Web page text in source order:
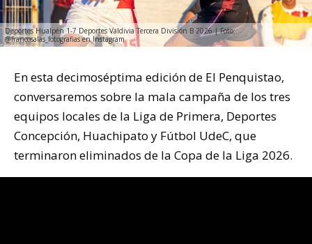
Deportes Hualpén 1-7 Deportes Valdivia Tercera División B 2026 | Foto:
@francosalas_fotografias en Instagram
En esta decimoséptima edición de El Penquistao,
conversaremos sobre la mala campaña de los tres
equipos locales de la Liga de Primera, Deportes
Concepción, Huachipato y Fútbol UdeC, que
terminaron eliminados de la Copa de la Liga 2026.